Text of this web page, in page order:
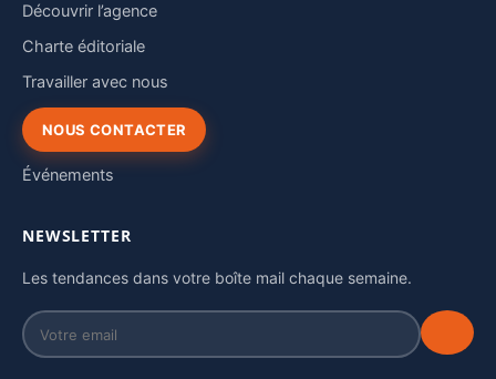
Découvrir l’agence
Charte éditoriale
Travailler avec nous
NOUS CONTACTER
Événements
NEWSLETTER
Les tendances dans votre boîte mail chaque semaine.